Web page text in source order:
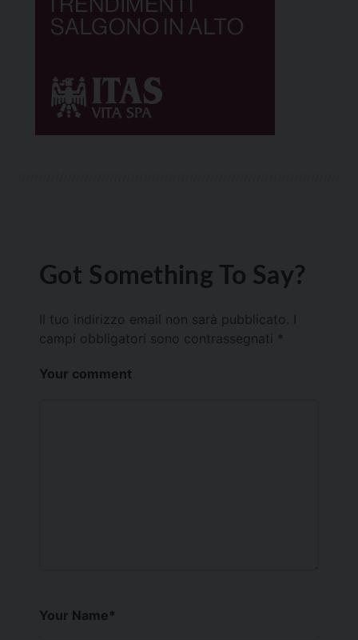
Got Something To Say?
Il tuo indirizzo email non sarà pubblicato.
campi obbligatori sono contrassegnati *
Your comment
Your Name*